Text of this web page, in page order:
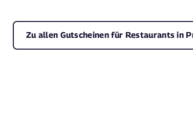
Zu allen Gutscheinen für Restaurants in